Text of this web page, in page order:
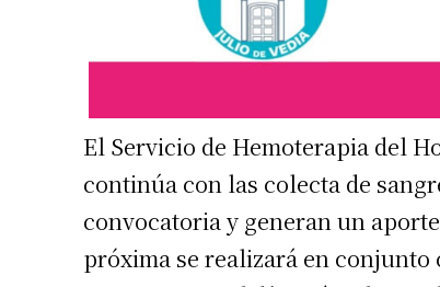
El Servicio de Hemoterapia del
continúa con las colecta de
convocatoria y generan un
próxima se realizará en